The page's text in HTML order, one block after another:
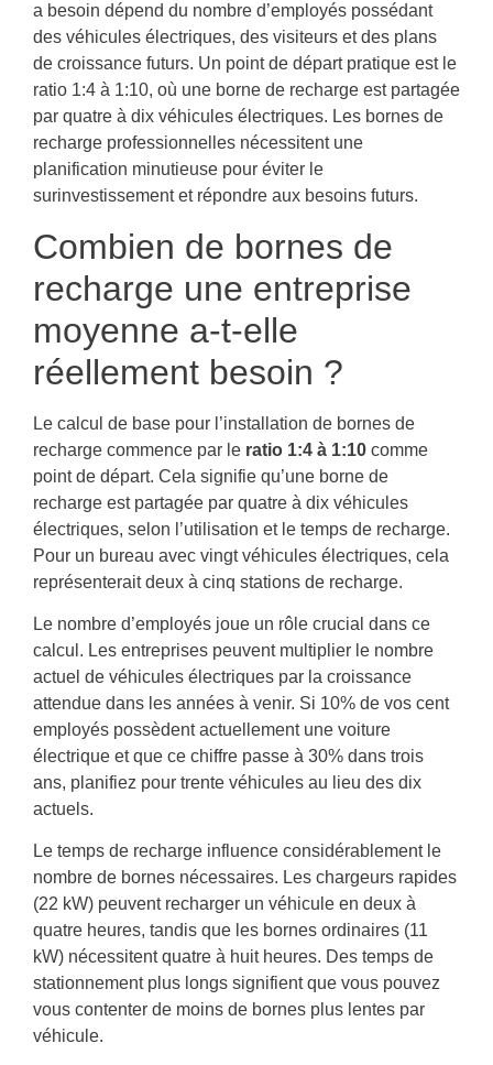
a besoin dépend du nombre d’employés possédant
des véhicules électriques, des visiteurs et des plans
de croissance futurs. Un point de départ pratique est le
ratio 1:4 à 1:10, où une borne de recharge est partagée
par quatre à dix véhicules électriques. Les bornes de
recharge professionnelles nécessitent une
planification minutieuse pour éviter le
surinvestissement et répondre aux besoins futurs.
Combien de bornes de
recharge une entreprise
moyenne a-t-elle
réellement besoin ?
Le calcul de base pour l’installation de bornes de
recharge commence par le ratio 1:4 à 1:10 comme
point de départ. Cela signifie qu’une borne de
recharge est partagée par quatre à dix véhicules
électriques, selon l’utilisation et le temps de recharge.
Pour un bureau avec vingt véhicules électriques, cela
représenterait deux à cinq stations de recharge.
Le nombre d’employés joue un rôle crucial dans ce
calcul. Les entreprises peuvent multiplier le nombre
actuel de véhicules électriques par la croissance
attendue dans les années à venir. Si 10% de vos cent
employés possèdent actuellement une voiture
électrique et que ce chiffre passe à 30% dans trois
ans, planifiez pour trente véhicules au lieu des dix
actuels.
Le temps de recharge influence considérablement le
nombre de bornes nécessaires. Les chargeurs rapides
(22 kW) peuvent recharger un véhicule en deux à
quatre heures, tandis que les bornes ordinaires (11
kW) nécessitent quatre à huit heures. Des temps de
stationnement plus longs signifient que vous pouvez
vous contenter de moins de bornes plus lentes par
véhicule.